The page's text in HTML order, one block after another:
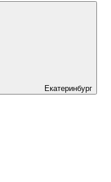
Екатеринбург